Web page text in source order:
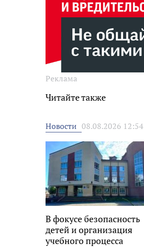
Реклама
Читайте также
Новости 08.08.2026 12:54
В фокусе безопасность
детей и организация
учебного процесса